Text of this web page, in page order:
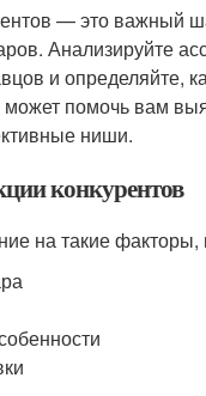
— это важный
Анализируйте
и определяйте,
может помочь вам
ниши.
конкурентов
на такие факторы,